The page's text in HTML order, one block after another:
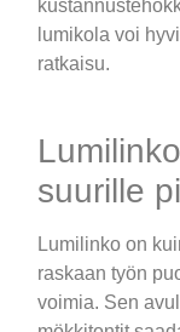
lumikola voi
ratkaisu.
suurille
Lumilinko on
raskaan työn
voimia. Sen